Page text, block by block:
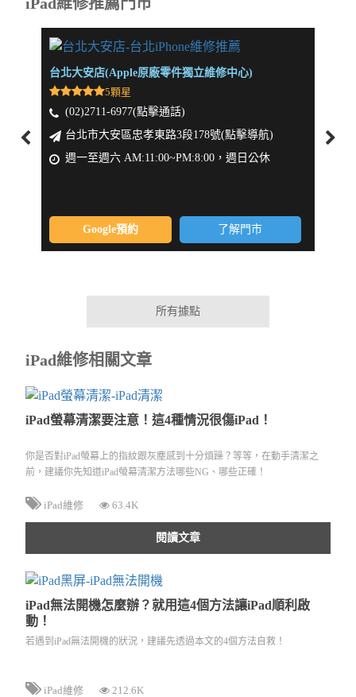
台北大安店(Apple原廠零件獨立維修中心)
5顆星
(02)2711-6977(點擊通話)
台北市大安區忠孝東路3段178號(點擊導航)
週一至週六 AM:11:00~PM:8:00，週日公休
Google預約 了解門市
所有據點
iPad維修相關文章
iPad螢幕清潔要注意！這4種情況很傷iPad！
你是否對iPad螢幕上的指紋跟灰塵感到十分煩躁？等等，在動手清潔之
前，建議你先知道iPad螢幕清潔方法哪些NG、哪些正確！
iPad維修 63.4K
閱讀文章
iPad無法開機怎麼辦？就用這4個方法讓iPad順利啟
動！
若遇到iPad無法開機的狀況，建議先透過本文的4個方法自救！
iPad維修 212.6K